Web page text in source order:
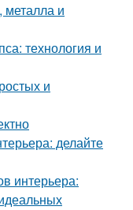
металла и
технология и
и
делайте
интерьера: